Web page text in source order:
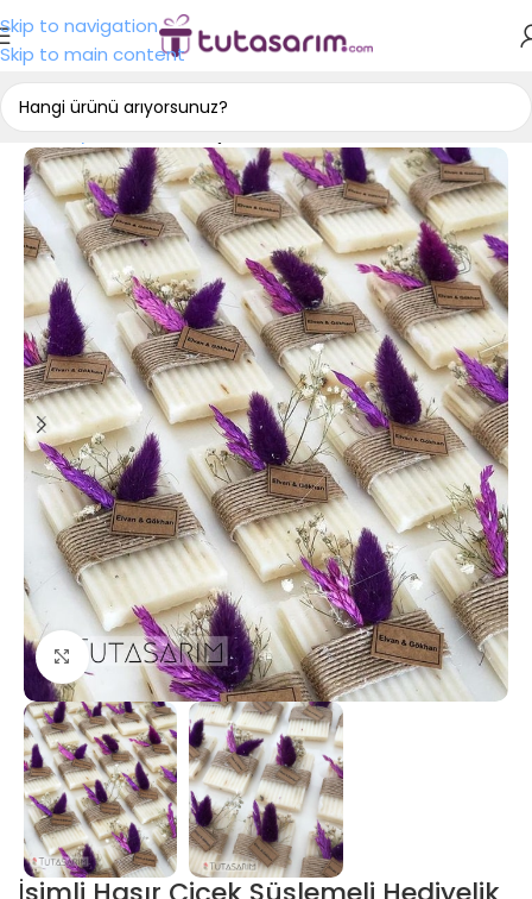
Skip to navigation
Skip to main content
Ana Sayfa Nişan Hediyelikleri
Click to enlarge